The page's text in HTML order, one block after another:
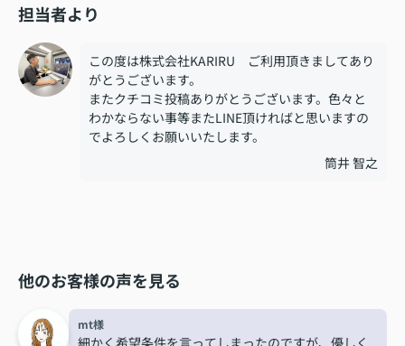
担当者より
この度は株式会社KARIRU ご利用頂きましてあり
がとうございます。
またクチコミ投稿ありがとうございます。色々と
わかならない事等またLINE頂ければと思いますの
でよろしくお願いいたします。
筒井 智之
他のお客様の声を見る
mt様
細かく希望条件を言ってしまったのですが、優しく